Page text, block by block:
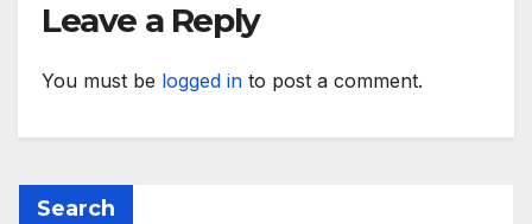
Leave a Reply
You must be logged in to post a comment.
Search